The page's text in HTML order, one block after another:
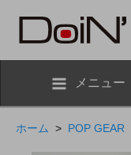
メニュー
ホーム > POP GEAR